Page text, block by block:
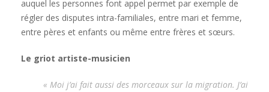
auquel les personnes font appel permet par exemple de
régler des disputes intra-familiales, entre mari et femme,
entre pères et enfants ou même entre frères et sœurs.
Le griot artiste-musicien
« Moi j’ai fait aussi des morceaux sur la migration. J’ai